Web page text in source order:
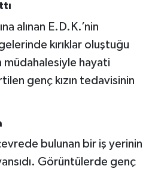
alınan E.D.K.’nin
kırıklar oluştuğu
hayati
genç kızın tedavisinin
bulunan bir iş yerinin
Görüntülerde genç